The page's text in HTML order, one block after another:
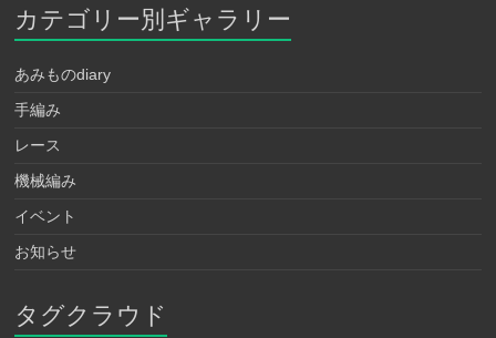
カテゴリー別ギャラリー
あみものdiary
手編み
レース
機械編み
イベント
お知らせ
タグクラウド